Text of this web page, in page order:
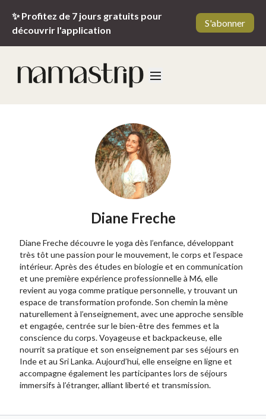
✨ Profitez de 7 jours gratuits pour
découvrir l'application
S'abonner
Diane Freche
Diane Freche découvre le yoga dès l’enfance, développant
très tôt une passion pour le mouvement, le corps et l’espace
intérieur. Après des études en biologie et en communication
et une première expérience professionnelle à M6, elle
revient au yoga comme pratique personnelle, y trouvant un
espace de transformation profonde. Son chemin la mène
naturellement à l’enseignement, avec une approche sensible
et engagée, centrée sur le bien-être des femmes et la
conscience du corps. Voyageuse et backpackeuse, elle
nourrit sa pratique et son enseignement par ses séjours en
Inde et au Sri Lanka. Aujourd’hui, elle enseigne en ligne et
accompagne également les participantes lors de séjours
immersifs à l’étranger, alliant liberté et transmission.